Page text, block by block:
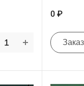
0 ₽